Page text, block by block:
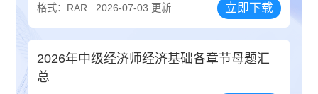
格式：RAR 2026-07-03 更新 立即下载
2026年中级经济师经济基础各章节母题汇
总